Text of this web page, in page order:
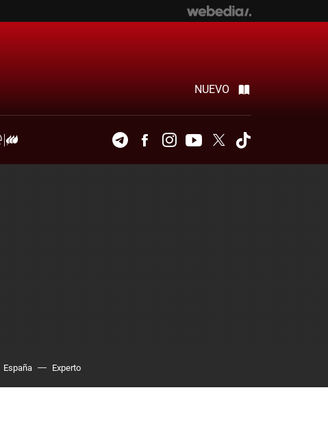
NUEVO
TelegramFacebookInstagramYoutubeTwitter
España Experto